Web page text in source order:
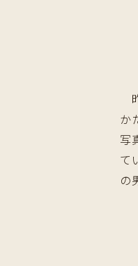
か
写
て
の